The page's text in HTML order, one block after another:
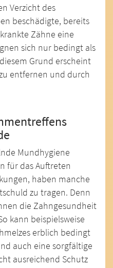
Verzicht des
beschädigte, bereits
Zähne eine
sich nur bedingt als
Grund erscheint
entfernen und durch
Mundhygiene
für das Auftreten
haben manche
zu tragen. Denn
die Zahngesundheit
kann beispielsweise
erblich bedingt
auch eine sorgfältige
ausreichend Schutz